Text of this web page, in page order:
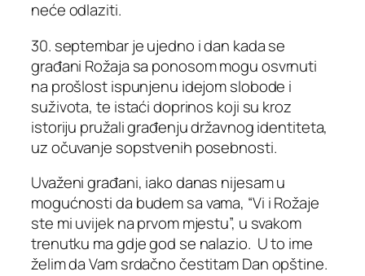
neće odlaziti.
30. septembar je ujedno i dan kada se
građani Rožaja sa ponosom mogu osvrnuti
na prošlost ispunjenu idejom slobode i
suživota, te istaći doprinos koji su kroz
istoriju pružali građenju državnog identiteta,
uz očuvanje sopstvenih posebnosti.
Uvaženi građani, iako danas nijesam u
mogućnosti da budem sa vama, “Vi i Rožaje
ste mi uvijek na prvom mjestu”, u svakom
trenutku ma gdje god se nalazio. U to ime
želim da Vam srdačno čestitam Dan opštine.